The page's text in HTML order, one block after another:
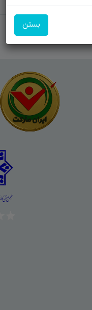
بستن
آدرس ایمیل: